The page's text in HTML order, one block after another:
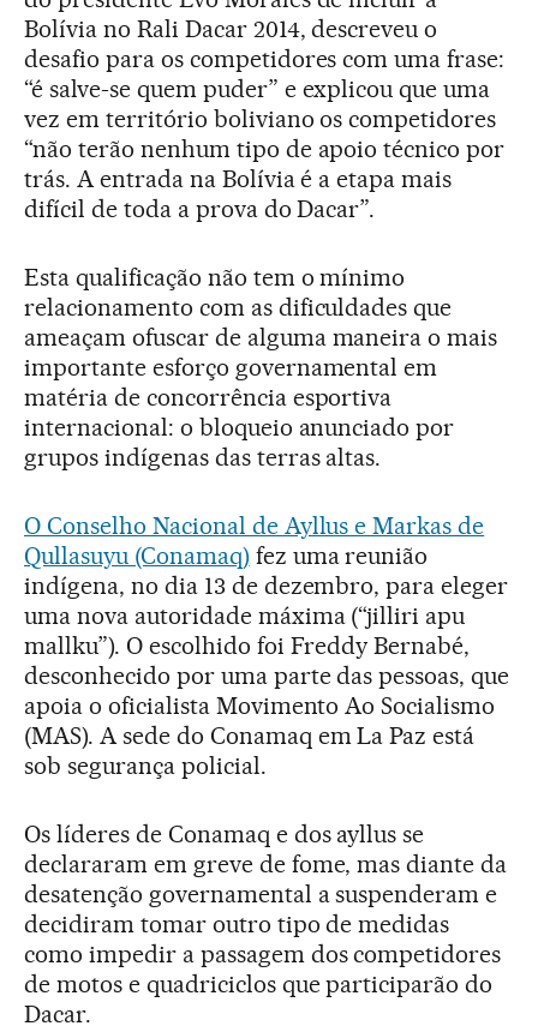
Bolívia no Rali Dacar 2014, descreveu o
desafio para os competidores com uma frase:
“é salve-se quem puder” e explicou que uma
vez em território boliviano os competidores
“não terão nenhum tipo de apoio técnico por
trás. A entrada na Bolívia é a etapa mais
difícil de toda a prova do Dacar”.
Esta qualificação não tem o mínimo
relacionamento com as dificuldades que
ameaçam ofuscar de alguma maneira o mais
importante esforço governamental em
matéria de concorrência esportiva
internacional: o bloqueio anunciado por
grupos indígenas das terras altas.
O Conselho Nacional de Ayllus e Markas de
Qullasuyu (Conamaq) fez uma reunião
indígena, no dia 13 de dezembro, para eleger
uma nova autoridade máxima (“jilliri apu
mallku”). O escolhido foi Freddy Bernabé,
desconhecido por uma parte das pessoas, que
apoia o oficialista Movimento Ao Socialismo
(MAS). A sede do Conamaq em La Paz está
sob segurança policial.
Os líderes de Conamaq e dos ayllus se
declararam em greve de fome, mas diante da
desatenção governamental a suspenderam e
decidiram tomar outro tipo de medidas
como impedir a passagem dos competidores
de motos e quadriciclos que participarão do
Dacar.